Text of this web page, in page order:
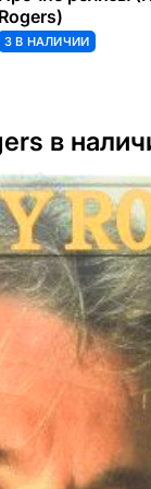
Rogers)
3 В НАЛИЧИИ
в